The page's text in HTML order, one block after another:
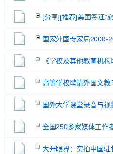
[分享][推荐]美国签证“
国家外国专家局2008-
《学校及其他教育机
高等学校聘请外国文
国外大学课堂录音与视
全国250多家媒体工作
大开眼界：实拍中国